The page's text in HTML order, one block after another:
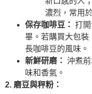
濃烈，常用
保存咖啡豆： 打
畢。若購買大包裝
長咖啡豆的風味。
新鮮研磨：
沖煮
味和香氣。
2. 磨豆與秤粉：